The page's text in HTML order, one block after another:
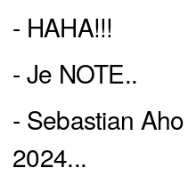
- HAHA!!!
- Je NOTE..
- Sebastian
2024...